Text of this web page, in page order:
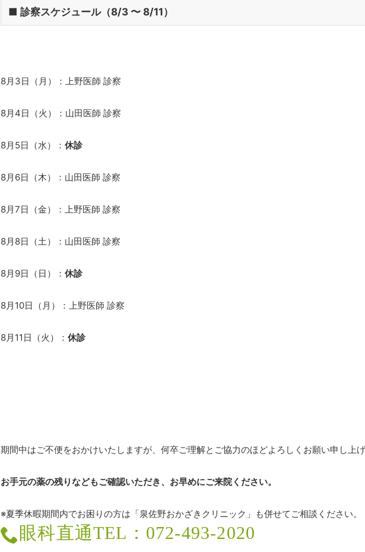
■ 診察スケジュール（8/3 〜 8/11）
8月3日（月）： 上野医師 診察
8月4日（火）： 山田医師 診察
8月5日（水）： 休診
8月6日（木）： 山田医師 診察
8月7日（金）： 上野医師 診察
8月8日（土）： 山田医師 診察
8月9日（日）： 休診
8月10日（月）： 上野医師 診察
8月11日（火）： 休診
期間中はご不便をおかけいたしますが、何卒ご理解とご協力のほどよろしくお願い申し上
お手元の薬の残りなどもご確認いただき、お早めにご来院ください。
※夏季休暇期間内でお困りの方は「泉佐野おかざきクリニック」も併せてご相談ください。
眼科直通TEL：072-493-2020